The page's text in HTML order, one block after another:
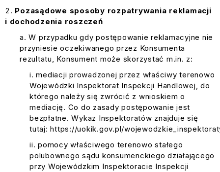
Pozasądowe sposoby rozpatrywania reklamacji
i dochodzenia roszczeń
W przypadku gdy postępowanie reklamacyjne nie
przyniesie oczekiwanego przez Konsumenta
rezultatu, Konsument może skorzystać m.in. z:
mediacji prowadzonej przez właściwy terenowo
Wojewódzki Inspektorat Inspekcji Handlowej, do
którego należy się zwrócić z wnioskiem o
mediację. Co do zasady postępowanie jest
bezpłatne. Wykaz Inspektoratów znajduje się
tutaj:https://uokik.gov.pl/
pomocy właściwego terenowo stałego
polubownego sądu konsumenckiego działającego
przy Wojewódzkim Inspektoracie Inspekcji